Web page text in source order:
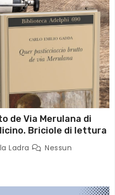
de Via Merulana di
Briciole di lettura
Ladra
Nessun